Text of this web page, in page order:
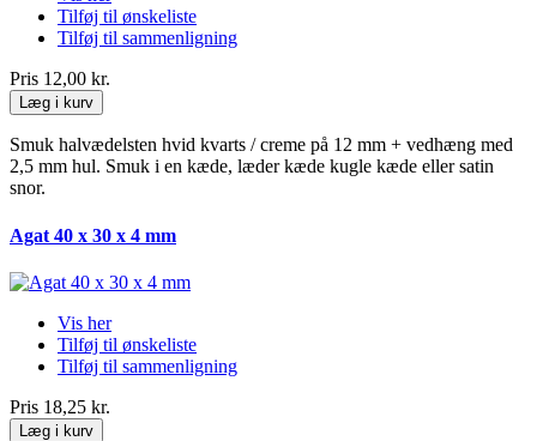
Tilføj til ønskeliste
Tilføj til sammenligning
Pris 12,00 kr.
Læg i kurv
Smuk halvædelsten hvid kvarts / creme på 12 mm + vedhæng med
2,5 mm hul. Smuk i en kæde, læder kæde kugle kæde eller satin
snor.
Agat 40 x 30 x 4 mm
Vis her
Tilføj til ønskeliste
Tilføj til sammenligning
Pris 18,25 kr.
Læg i kurv